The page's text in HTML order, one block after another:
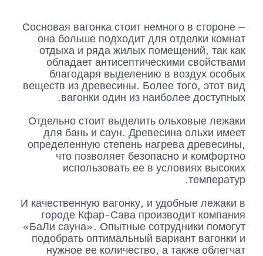
Сосновая вагонка стоит немного в стороне —
она больше подходит для отделки комнат
отдыха и ряда жилых помещений, так как
обладает антисептическими свойствами
благодаря выделению в воздух особых
веществ из древесины. Более того, этот вид
вагонки один из наиболее доступных.
Отдельно стоит выделить ольховые лежаки
для бань и саун. Древесина ольхи имеет
определенную степень нагрева древесины,
что позволяет безопасно и комфортно
использовать ее в условиях высоких
температур.
И качественную вагонку, и удобные лежаки в
городе Кфар-Сава производит компания
«БаЛи сауна». Опытные сотрудники помогут
подобрать оптимальный вариант вагонки и
нужное ее количество, а также облегчат